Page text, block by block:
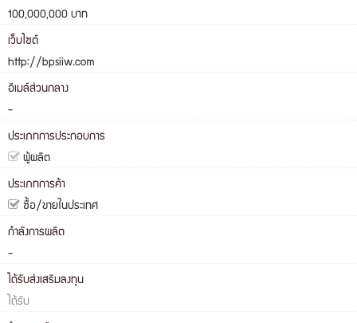
100,000,000 บาท
เว็บไซต์
http://bpsiiw.com
อีเมล์ส่วนกลาง
-
ประเภทการประกอบการ
ผู้ผลิต
ประเภทการค้า
ซื้อ/ขายในประเทศ
กำลังการผลิต
-
ได้รับส่งเสริมลงทุน
ได้รับ